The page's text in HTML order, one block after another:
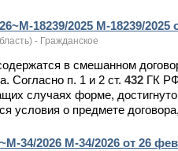
18239/2025 М-18239/
- Гражданское
в смешанном
Согласно п. 1 и 2 ст. 432 ГК
случаях форме,
условия о предмете
34/2026 М-34/2026 от 26